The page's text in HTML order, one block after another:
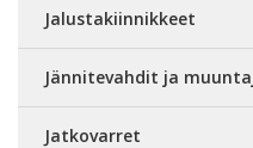
Jalustakiinnikkeet
Jännitevahdit ja
Jatkovarret